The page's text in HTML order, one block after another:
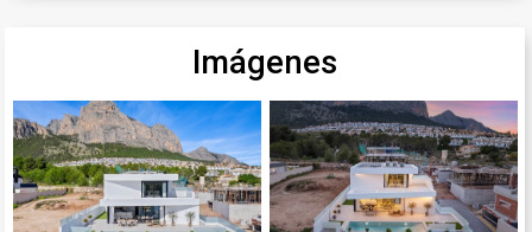
Imágenes